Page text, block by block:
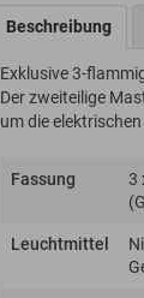
Beschreibung
Exklusive 3-
Der zweiteilige
um die
Fassung
3
Leuchtmittel